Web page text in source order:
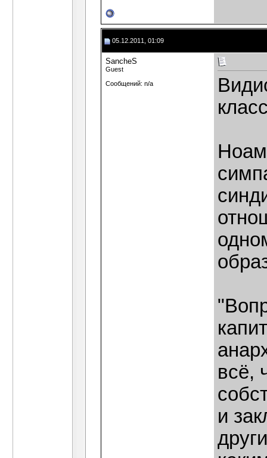
05.12.2011, 01:09
SancheS
Guest
Сообщений: n/a
всё,
и